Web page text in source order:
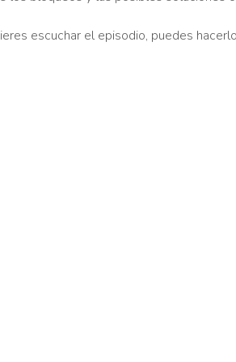
escuchar el episodio, puedes